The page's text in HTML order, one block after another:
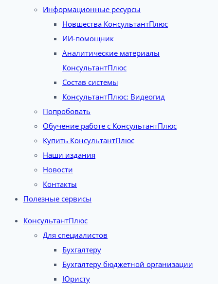
Информационные ресурсы
Новшества КонсультантПлюс
ИИ-помощник
Аналитические материалы
КонсультантПлюс
Состав системы
КонсультантПлюс: Видеогид
Попробовать
Обучение работе с КонсультантПлюс
Купить КонсультантПлюс
Наши издания
Новости
Контакты
Полезные сервисы
КонсультантПлюс
Для специалистов
Бухгалтеру
Бухгалтеру бюджетной организации
Юристу